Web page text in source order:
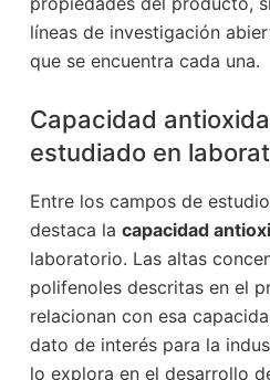
líneas de investigación
que se encuentra cada una.
Capacidad
estudiado en
Entre los campos de
destaca la capacidad
laboratorio. Las altas
polifenoles descritas en el
relacionan con esa
dato de interés para la
lo explora en el desarrollo